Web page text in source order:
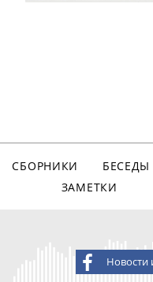
СБОРНИКИ БЕСЕДЫ
ЗАМЕТКИ
Новости